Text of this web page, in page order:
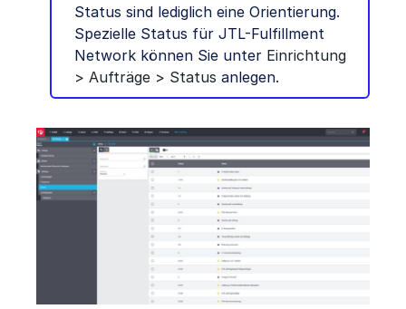
Status sind lediglich eine Orientierung.
Spezielle Status für JTL-Fulfillment
Network können Sie unter Einrichtung
> Aufträge > Status anlegen.